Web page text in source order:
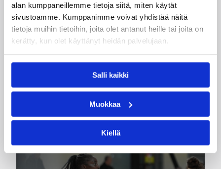
alan kumppaneillemme tietoja siitä, miten käytät
sivustoamme. Kumppanimme voivat yhdistää näitä
tietoja muihin tietoihin, joita olet antanut heille tai joita on
kerätty, kun olet käyttänyt heidän palvelujaan.
Salli kaikki
Muokkaa
Kiellä
Kategoriat